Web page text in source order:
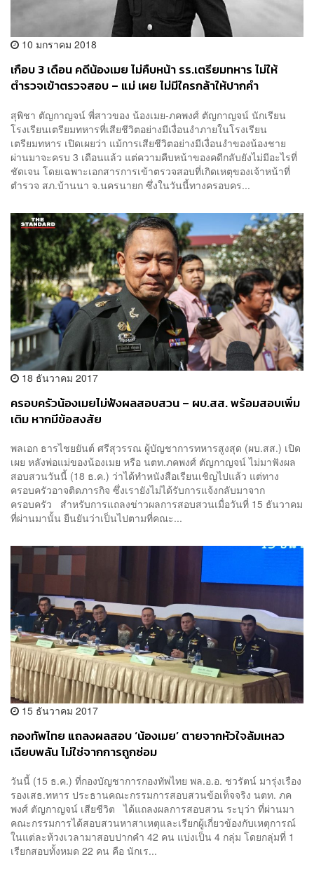
10 มกราคม 2018
เกือบ 3 เดือน คดีน้องเมย ไม่คืบหน้า รร.เตรียมทหาร ไม่ให้
ตำรวจเข้าตรวจสอบ – แม่ เผย ไม่มีใครกล้าให้ปากคำ
สุพิชา ตัญกาญจน์ พี่สาวของ น้องเมย-ภคพงศ์ ตัญกาญจน์ นักเรียน
โรงเรียนเตรียมทหารที่เสียชีวิตอย่างมีเงื่อนงำภายในโรงเรียน
เตรียมทหาร เปิดเผยว่า แม้การเสียชีวิตอย่างมีเงื่อนงำของน้องชาย
ผ่านมาจะครบ 3 เดือนแล้ว แต่ความคืบหน้าของคดีกลับยังไม่มีอะไรที่
ชัดเจน โดยเฉพาะเอกสารการเข้าตรวจสอบที่เกิดเหตุของเจ้าหน้าที่
ตำรวจ สภ.บ้านนา จ.นครนายก ซึ่งในวันนี้ทางครอบคร...
18 ธันวาคม 2017
ครอบครัวน้องเมยไม่ฟังผลสอบสวน – ผบ.สส. พร้อมสอบเพิ่ม
เติม หากมีข้อสงสัย
พลเอก ธารไชยยันต์ ศรีสุวรรณ ผู้บัญชาการทหารสูงสุด (ผบ.สส.) เปิด
เผย หลังพ่อแม่ของน้องเมย หรือ นตท.ภคพงศ์ ตัญกาญจน์ ไม่มาฟังผล
สอบสวนวันนี้ (18 ธ.ค.) ว่าได้ทำหนังสือเรียนเชิญไปแล้ว แต่ทาง
ครอบครัวอาจติดภารกิจ ซึ่งเรายังไม่ได้รับการแจ้งกลับมาจาก
ครอบครัว สำหรับการแถลงข่าวผลการสอบสวนเมื่อวันที่ 15 ธันวาคม
ที่ผ่านมานั้น ยืนยันว่าเป็นไปตามที่คณะ...
15 ธันวาคม 2017
กองทัพไทย แถลงผลสอบ ‘น้องเมย’ ตายจากหัวใจล้มเหลว
เฉียบพลัน ไม่ใช่จากการถูกซ่อม
วันนี้ (15 ธ.ค.) ที่กองบัญชาการกองทัพไทย พล.อ.อ. ชวรัตน์ มารุ่งเรือง
รองเสธ.ทหาร ประธานคณะกรรมการสอบสวนข้อเท็จจริง นตท. ภค
พงศ์ ตัญกาญจน์ เสียชีวิต ได้แถลงผลการสอบสวน ระบุว่า ที่ผ่านมา
คณะกรรมการได้สอบสวนหาสาเหตุและเรียกผู้เกี่ยวข้องกับเหตุการณ์
ในแต่ละห้วงเวลามาสอบปากคำ 42 คน แบ่งเป็น 4 กลุ่ม โดยกลุ่มที่ 1
เรียกสอบทั้งหมด 22 คน คือ นักเร...